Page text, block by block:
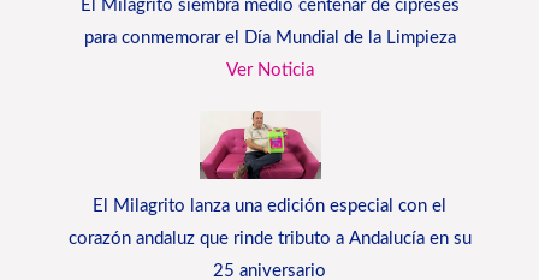
El Milagrito siembra medio centenar de cipreses
para conmemorar el Día Mundial de la Limpieza
Ver Noticia
El Milagrito lanza una edición especial con el
corazón andaluz que rinde tributo a Andalucía en su
25 aniversario